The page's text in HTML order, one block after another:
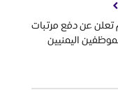
عن دفع مرتبات
اليمنيين